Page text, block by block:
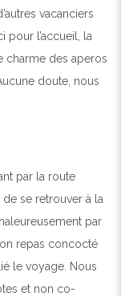
vacanciers
pour l’accueil, la
charme des aperos
doute, nous
par la route
se retrouver à la
par
repas concocté
le voyage. Nous
et non co-